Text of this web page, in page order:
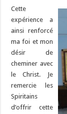
Cette
expérience a
ainsi renforcé
ma foi et mon
désir de
cheminer avec
le Christ. Je
remercie les
Spiritains
d’offrir cette